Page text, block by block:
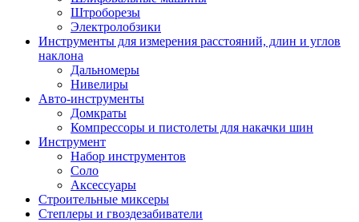
Штроборезы
Электролобзики
Инструменты для измерения расстояний, длин и углов
наклона
Дальномеры
Нивелиры
Авто-инструменты
Домкраты
Компрессоры и пистолеты для накачки шин
Инструмент
Набор инструментов
Соло
Аксессуары
Строительные миксеры
Степлеры и гвоздезабиватели